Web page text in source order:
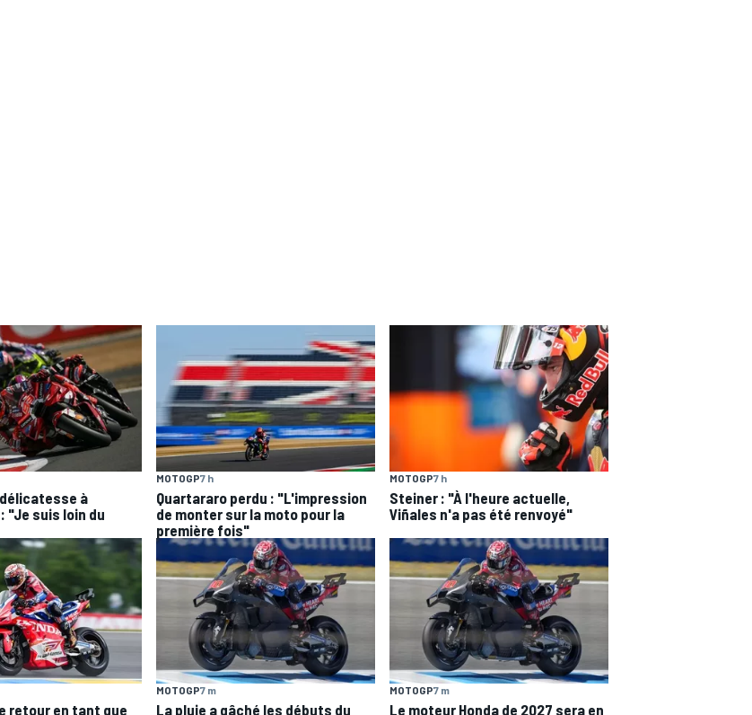
à
"Je suis loin du
MOTOGP7 h
Quartararo perdu : "L'impression
de monter sur la moto pour la
première fois"
MOTOGP7 h
Steiner : "À l'heure actuelle,
Viñales n'a pas été renvoyé"
retour en tant que
MOTOGP7 m
La pluie a gâché les débuts du
MOTOGP7 m
Le moteur Honda de 2027 sera en